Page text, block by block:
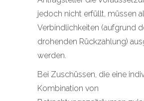
jedoch nicht erfüllt, müssen
Verbindlichkeiten (aufgrund
drohenden Rückzahlung)
werden.
Bei Zuschüssen, die eine
Kombination von